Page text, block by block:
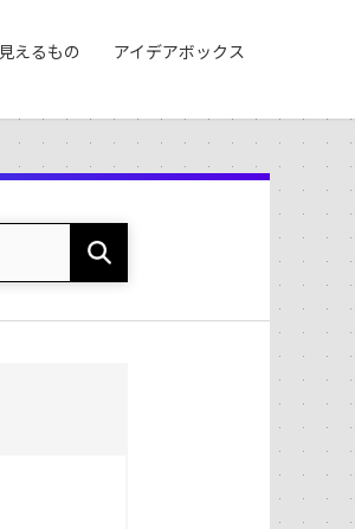
えるもの アイデアボックス